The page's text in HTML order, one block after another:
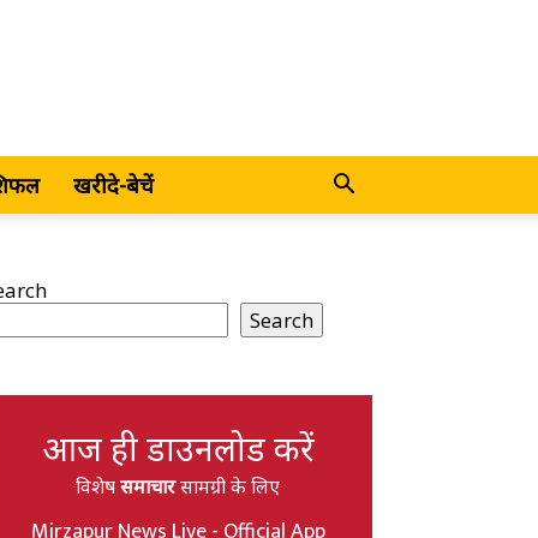
खरीदे-बेचें
Search
आज ही डाउनलोड करें
विशेषसमाचारसामग्री के लिए